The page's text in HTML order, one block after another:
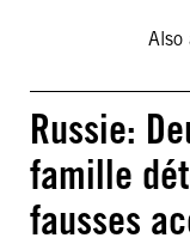
Also
Russie:
famille
fausses